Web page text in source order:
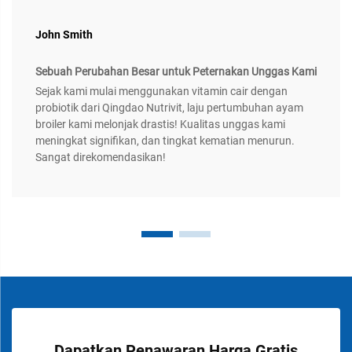
John Smith
Sebuah Perubahan Besar untuk Peternakan Unggas Kami
Sejak kami mulai menggunakan vitamin cair dengan
probiotik dari Qingdao Nutrivit, laju pertumbuhan ayam
broiler kami melonjak drastis! Kualitas unggas kami
meningkat signifikan, dan tingkat kematian menurun.
Sangat direkomendasikan!